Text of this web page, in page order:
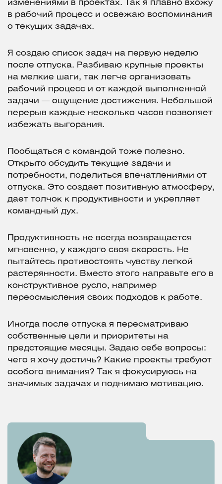
изменениями в проектах. Так я плавно вхожу
в рабочий процесс и освежаю воспоминания
о текущих задачах.
Я создаю список задач на первую неделю
после отпуска. Разбиваю крупные проекты
на мелкие шаги, так легче организовать
рабочий процесс и от каждой выполненной
задачи — ощущение достижения. Небольшой
перерыв каждые несколько часов позволяет
избежать выгорания.
Пообщаться с командой тоже полезно.
Открыто обсудить текущие задачи и
потребности, поделиться впечатлениями от
отпуска. Это создает позитивную атмосферу,
дает толчок к продуктивности и укрепляет
командный дух.
Продуктивность не всегда возвращается
мгновенно, у каждого своя скорость. Не
пытайтесь противостоять чувству легкой
растерянности. Вместо этого направьте его в
конструктивное русло, например
переосмысления своих подходов к работе.
Иногда после отпуска я пересматриваю
собственные цели и приоритеты на
предстоящие месяцы. Задаю себе вопросы:
чего я хочу достичь? Какие проекты требуют
особого внимания? Так я фокусируюсь на
значимых задачах и поднимаю мотивацию.